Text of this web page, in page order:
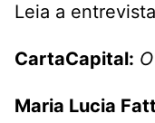
Leia a
CartaCapital:
Maria Lucia